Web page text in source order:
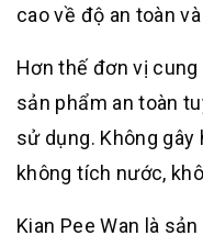
cao về độ an toàn
Hơn thế đơn vị
sản phẩm an toàn
sử dụng. Không gây
không tích nước,
Kian Pee Wan là